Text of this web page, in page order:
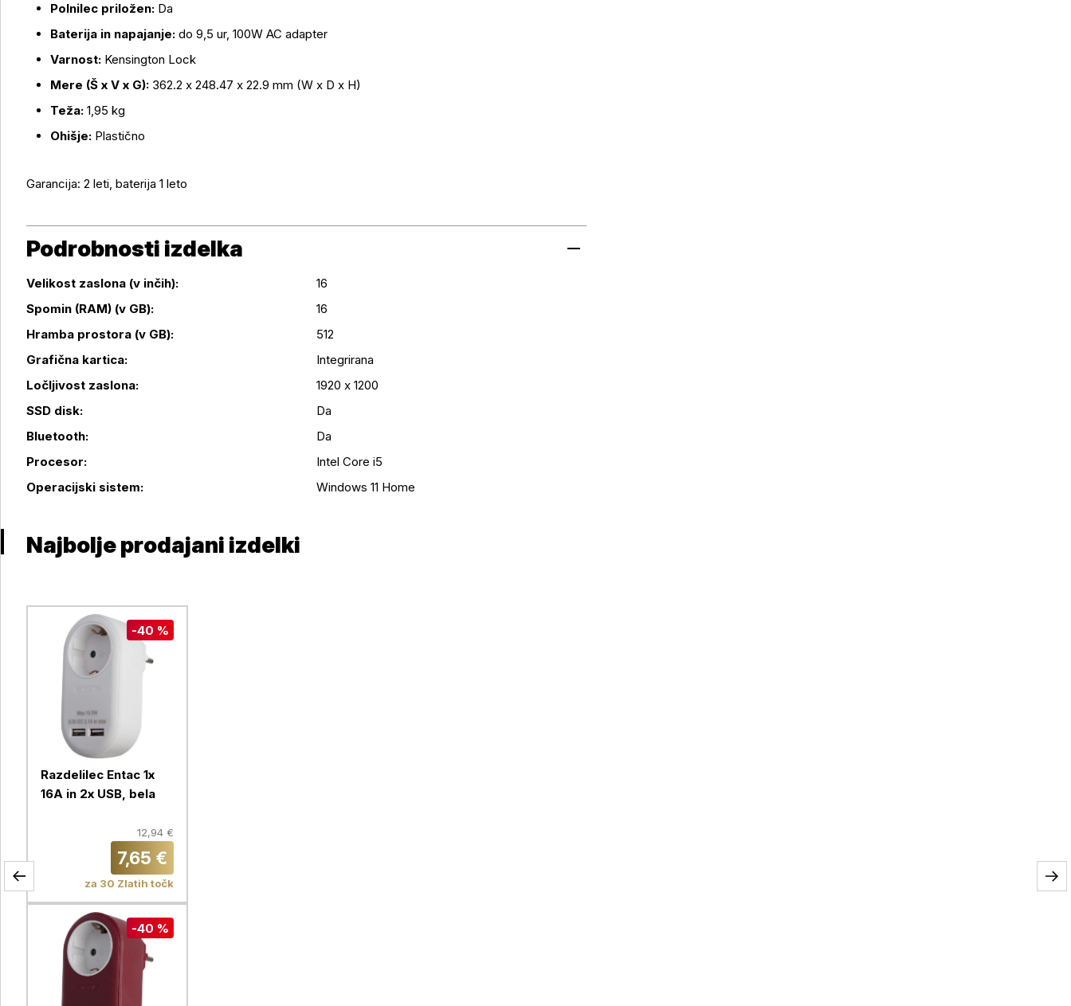
Polnilec priložen: Da
Baterija in napajanje: do 9,5 ur, 100W AC adapter
Varnost: Kensington Lock
Mere (Š x V x G): 362.2 x 248.47 x 22.9 mm (W x D x H)
Teža: 1,95 kg
Ohišje: Plastično
Garancija: 2 leti, baterija 1 leto
Podrobnosti izdelka
Podrobnosti izdelka
Velikost zaslona (v inčih):
16
Spomin (RAM) (v GB):
16
Hramba prostora (v GB):
512
Grafična kartica:
Integrirana
Ločljivost zaslona:
1920 x 1200
SSD disk:
Da
Bluetooth:
Da
Procesor:
Intel Core i5
Operacijski sistem:
Windows 11 Home
Najbolje prodajani izdelki
-40 %
Razdelilec Entac 1x
16A in 2x USB, bela
12,94 €
7,65 €
za 30 Zlatih točk
-40 %